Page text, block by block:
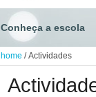
Conheça a escola
home / Actividades